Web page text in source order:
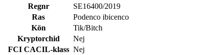
Regnr
SE16400/2019
Ras
Podenco ibicenco
Kön
Tik/Bitch
Kryptorchid
Nej
FCI CACIL-klass Nej